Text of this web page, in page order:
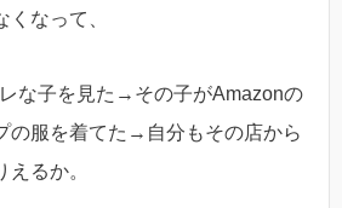
なって、
な子を見た→その子がAmazonの
の服を着てた→自分もその店から
るか。